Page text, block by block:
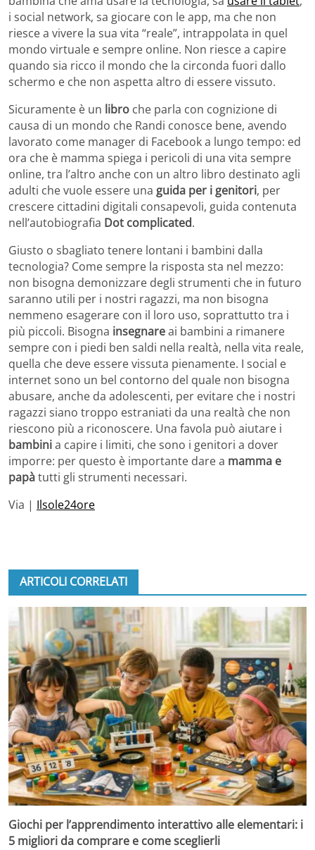
i social network, sa giocare con le app, ma che non
riesce a vivere la sua vita “reale”, intrappolata in quel
mondo virtuale e sempre online. Non riesce a capire
quando sia ricco il mondo che la circonda fuori dallo
schermo e che non aspetta altro di essere vissuto.
Sicuramente è un libro che parla con cognizione di
causa di un mondo che Randi conosce bene, avendo
lavorato come manager di Facebook a lungo tempo: ed
ora che è mamma spiega i pericoli di una vita sempre
online, tra l’altro anche con un altro libro destinato agli
adulti che vuole essere una guida per i genitori, per
crescere cittadini digitali consapevoli, guida contenuta
nell’autobiografia Dot complicated.
Giusto o sbagliato tenere lontani i bambini dalla
tecnologia? Come sempre la risposta sta nel mezzo:
non bisogna demonizzare degli strumenti che in futuro
saranno utili per i nostri ragazzi, ma non bisogna
nemmeno esagerare con il loro uso, soprattutto tra i
più piccoli. Bisogna insegnareai bambini a rimanere
sempre con i piedi ben saldi nella realtà, nella vita reale,
quella che deve essere vissuta pienamente. I social e
internet sono un bel contorno del quale non bisogna
abusare, anche da adolescenti, per evitare che i nostri
ragazzi siano troppo estraniati da una realtà che non
riescono più a riconoscere. Una favola può aiutare i
bambinia capire i limiti, che sono i genitori a dover
imporre: per questo è importante dare a mamma e
papàtutti gli strumenti necessari.
Via | Ilsole24ore
ARTICOLI CORRELATI
Giochi per l’apprendimento interattivo alle elementari: i
5 migliori da comprare e come sceglierli